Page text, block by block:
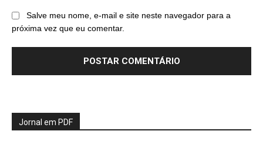
Salve meu nome, e-mail e site neste navegador para a
próxima vez que eu comentar.
Jornal em PDF